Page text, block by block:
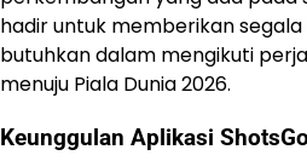
hadir untuk memberikan
butuhkan dalam mengikuti
menuju Piala Dunia 2026.
Keunggulan Aplikasi